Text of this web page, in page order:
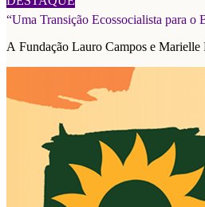
“Uma Transição Ecossocialista para o
A Fundação Lauro Campos e Marielle